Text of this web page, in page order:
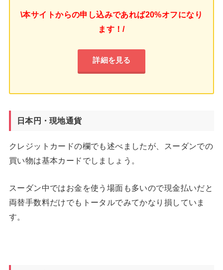
\本サイトからの申し込みであれば20%オフになり
ます！/
詳細を見る
日本円・現地通貨
クレジットカードの欄でも述べましたが、スーダンでの
買い物は基本カードでしましょう。
スーダン中ではお金を使う場面も多いので現金払いだと
両替手数料だけでもトータルでみてかなり損していま
す。